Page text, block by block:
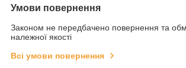
Умови повернення
Законом не передбачено повернення та
належної якості
Всі умови повернення